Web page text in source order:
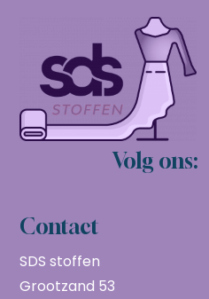
Volg ons:
Contact
SDS stoffen
Grootzand 53